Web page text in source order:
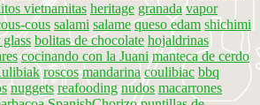
vietnamitas heritage granada vapor
cous salami salame queso edam shichimi
glass bolitas de chocolate hojaldrinas
cocinando con la Juani manteca de cerdo
roscos mandarina coulibiac bbq
nuggets reafooding nudos macarrones